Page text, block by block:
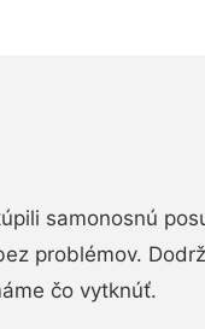
samonosnú
problémov.
čo vytknúť.